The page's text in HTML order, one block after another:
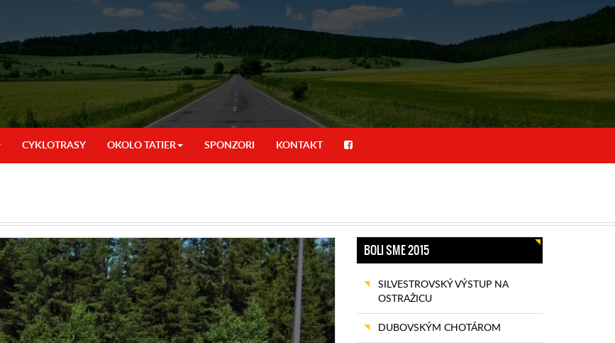
CYKLOTRASY OKOLO TATIER SPONZORI KONTAKT
BOLI SME 2015
SILVESTROVSKÝ VÝSTUP NA
OSTRAŽICU
DUBOVSKÝM CHOTÁROM